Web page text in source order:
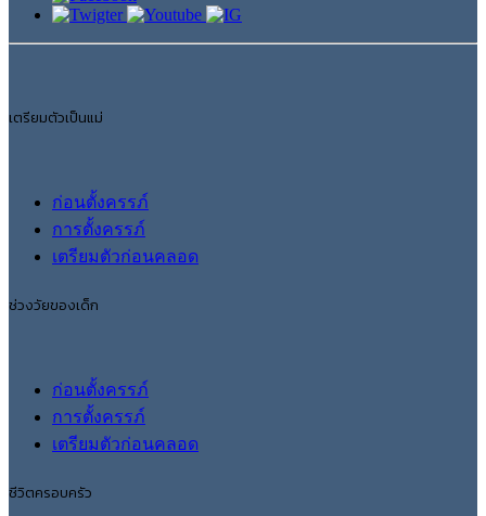
เตรียมตัวเป็นแม่
ก่อนตั้งครรภ์
การตั้งครรภ์
เตรียมตัวก่อนคลอด
ช่วงวัยของเด็ก
ก่อนตั้งครรภ์
การตั้งครรภ์
เตรียมตัวก่อนคลอด
ชีวิตครอบครัว